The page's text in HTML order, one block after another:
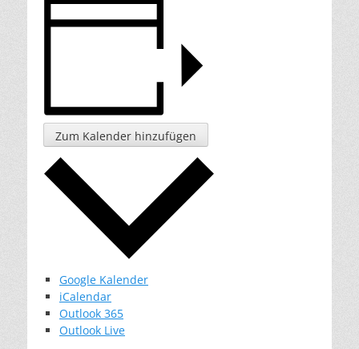
Zum Kalender hinzufügen
Google Kalender
iCalendar
Outlook 365
Outlook Live